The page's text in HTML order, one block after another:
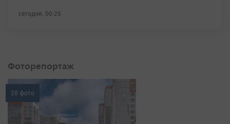
сегодня, 00:26
Фоторепортаж
20 фото